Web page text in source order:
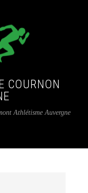
COURNON
Athlétisme Auvergne